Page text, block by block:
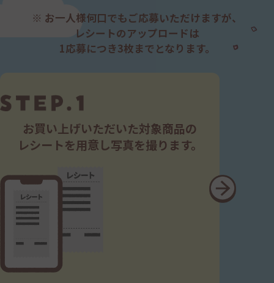
相当額）を上限とします。ただし、当社の故意又は重大
な過失に起因する損害については、この限りではあり
等｝及びその他の権利は、当社に帰属するものとし、
応募者及び当選者は、これらを無断で使用してはなら
ないものとします。応募者及び当選者は、本キャンペー
ン上で得られる一切の情報や画像等について、権利者
の許諾を得ずに、著作権法等に定める個人の私的使用
これらの全部又は一部の利用、転載、複製、配布、改
変等をすることはできないものとします。
■個人情報の取扱いについて
お客様からいただいた個人情報は、本キャンペーン当
選者様への賞品の発送及び発送に関するお問い合わせ
委託に必要な委託先に提供する場合や関係法令により
認められる場合等を除き、お客様の事前の承諾なく第
※ お一人様何口でもご応募いただけますが、
レシートのアップロードは
1応募につき3枚までとなります。
お買い上げいただいた対象商品の
レシートを用意し写真を撮ります。